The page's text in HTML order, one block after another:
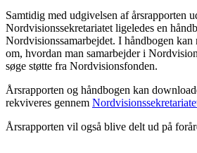
Samtidig med udgivelsen af årsrapporten
Nordvisionssekretariatet ligeledes en
Nordvisionssamarbejdet. I håndbogen
om, hvordan man samarbejder i
søge støtte fra Nordvisionsfonden.
Årsrapporten og håndbogen kan
rekviveres gennem
Årsrapporten vil også blive delt ud på